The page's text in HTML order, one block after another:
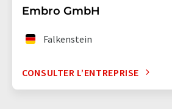
Embro GmbH
Falkenstein
CONSULTER L’ENTREPRISE